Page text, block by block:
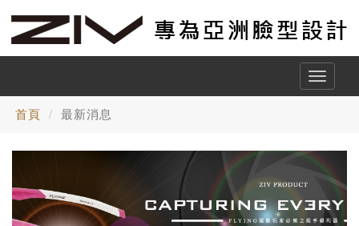
Toggle
首頁 最新消息